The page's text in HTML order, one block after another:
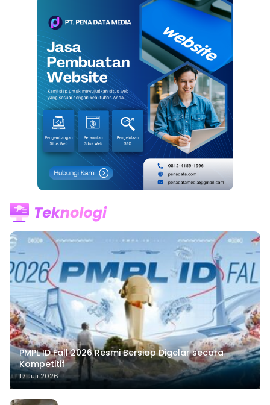
PMPL ID Fall 2026 Resmi Bersiap Digelar secara
Kompetitif
17 Juli 2026